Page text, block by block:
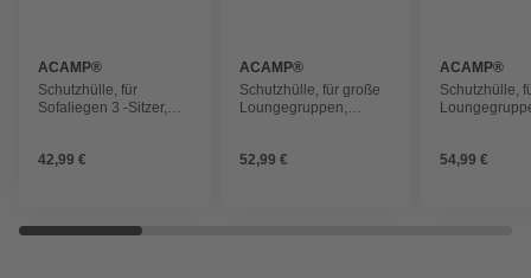
ACAMP®
Schutzhülle, für
Sofaliegen 3 -Sitzer,
42,99 €
ACAMP®
Schutzhülle, für große
Loungegruppen,
52,99 €
ACAMP®
Schutzhülle,
54,99 €